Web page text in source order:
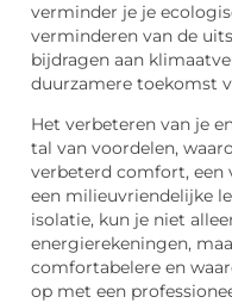
verminder je je
verminderen van de
bijdragen aan
duurzamere toekomst
Het verbeteren van je
tal van voordelen,
verbeterd comfort, een
een milieuvriendelijke
isolatie, kun je niet
energierekeningen,
comfortabelere en
op met een